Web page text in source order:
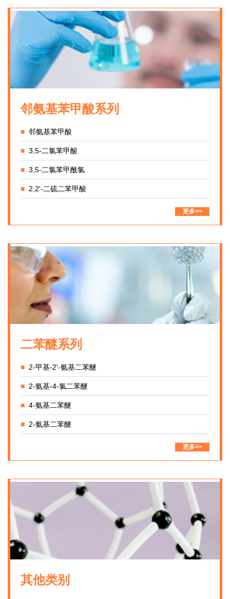
邻氨基苯甲酸系列
■邻氨基苯甲酸
■3,5-二氯苯甲酸
■3,5-二氯苯甲酰氯
■ 2,2'-二硫二苯甲酸
更多>>
二苯醚系列
■ 2-甲基-2'-氨基二苯醚
■ 2-氨基-4-氯二苯醚
■4-氨基二苯醚
■ 2-氨基二苯醚
更多>>
其他类别